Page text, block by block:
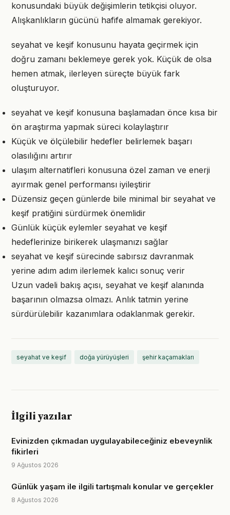
konusundaki büyük değişimlerin tetikçisi oluyor.
Alışkanlıkların gücünü hafife almamak gerekiyor.
seyahat ve keşif konusunu hayata geçirmek için
doğru zamanı beklemeye gerek yok. Küçük de olsa
hemen atmak, ilerleyen süreçte büyük fark
oluşturuyor.
seyahat ve keşif konusuna başlamadan önce kısa bir
ön araştırma yapmak süreci kolaylaştırır
Küçük ve ölçülebilir hedefler belirlemek başarı
olasılığını artırır
ulaşım alternatifleri konusuna özel zaman ve enerji
ayırmak genel performansı iyileştirir
Düzensiz geçen günlerde bile minimal bir seyahat ve
keşif pratiğini sürdürmek önemlidir
Günlük küçük eylemler seyahat ve keşif
hedeflerinize birikerek ulaşmanızı sağlar
seyahat ve keşif sürecinde sabırsız davranmak
yerine adım adım ilerlemek kalıcı sonuç verir
Uzun vadeli bakış açısı, seyahat ve keşif alanında
başarının olmazsa olmazı. Anlık tatmin yerine
sürdürülebilir kazanımlara odaklanmak gerekir.
seyahat ve keşif doğa yürüyüşleri şehir kaçamakları
İlgili yazılar
Evinizden çıkmadan uygulayabileceğiniz ebeveynlik
fikirleri
9 Ağustos 2026
Günlük yaşam ile ilgili tartışmalı konular ve gerçekler
8 Ağustos 2026